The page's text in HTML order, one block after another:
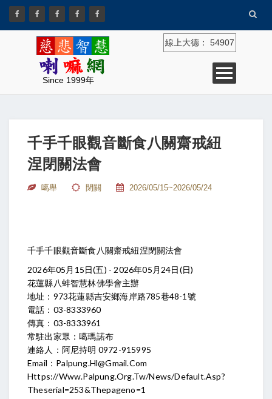
Since 1999年
線上大德： 54907
千手千眼觀音斷食八關齋戒紐
涅閉關法會
噶舉 閉關 2026/05/15~2026/05/24
千手千眼觀音斷食八關齋戒紐涅閉關法會
2026年05月15日(五) - 2026年05月24日(日)
花蓮縣八蚌智慧林佛學會主辦
地址：973花蓮縣吉安鄉海岸路785巷48-1號
電話：03-8333960
傳真：03-8333961
常駐出家眾：噶瑪諾布
連絡人：阿尼持明 0972-915995
Email： Palpung.hl@gmail.com
Https://www.palpung.org.tw/news/default.asp?
Theserial=253&thepageno=1